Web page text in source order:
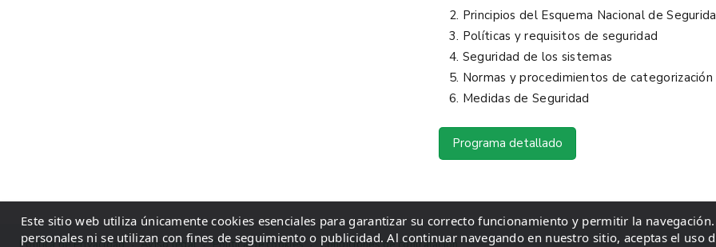
Principios del Esquema Nacional de
Políticas y requisitos de seguridad
Seguridad de los sistemas
Normas y procedimientos de
Medidas de Seguridad
Programa detallado
Este sitio web utiliza únicamente cookies esenciales para garantizar su correcto funcionamiento y permitir la
personales ni se utilizan con fines de seguimiento o publicidad. Al continuar navegando en nuestro sitio, aceptas el uso